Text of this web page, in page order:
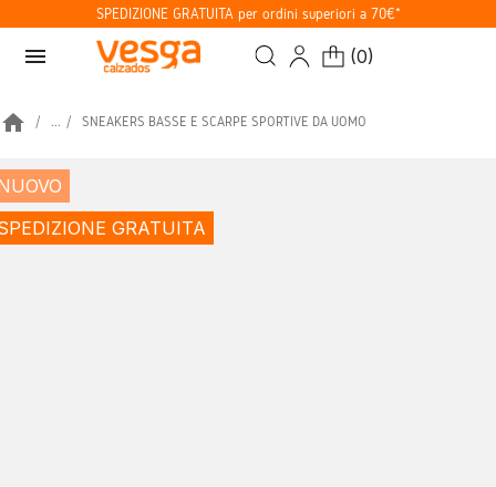
SPEDIZIONE GRATUITA per ordini superiori a 70€*
menu (0)
home ... SNEAKERS BASSE E SCARPE SPORTIVE DA UOMO
GRATUITA